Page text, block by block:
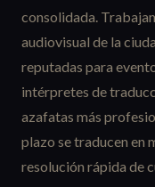
consolidada.
audiovisual de la
reputadas para
intérpretes de
azafatas más
plazo se traducen en
resolución rápida de